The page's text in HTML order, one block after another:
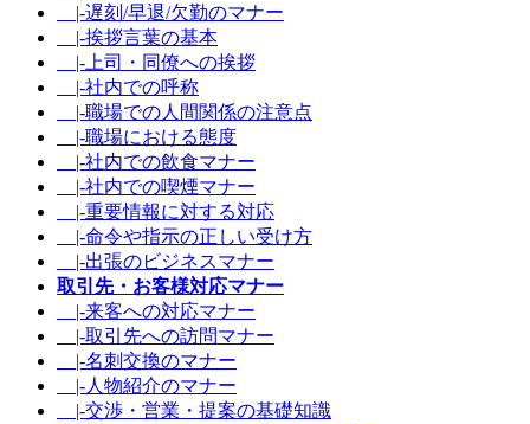
|-遅刻/早退/欠勤のマナー
|-挨拶言葉の基本
|-上司・同僚への挨拶
|-社内での呼称
|-職場での人間関係の注意点
|-職場における態度
|-社内での飲食マナー
|-社内での喫煙マナー
|-重要情報に対する対応
|-命令や指示の正しい受け方
|-出張のビジネスマナー
取引先・お客様対応マナー
|-来客への対応マナー
|-取引先への訪問マナー
|-名刺交換のマナー
|-人物紹介のマナー
|-交渉・営業・提案の基礎知識